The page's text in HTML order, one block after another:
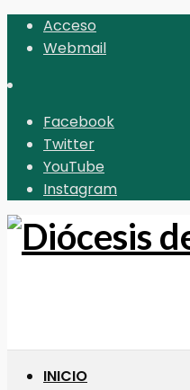
Acceso
Webmail
Facebook
Twitter
YouTube
Instagram
INICIO